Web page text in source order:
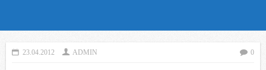
23.04.2012 ADMIN 0